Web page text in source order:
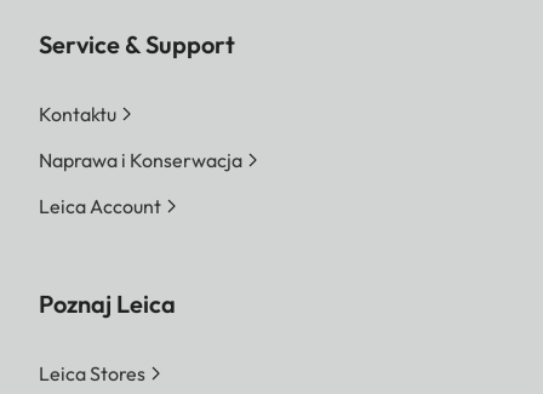
Service & Support
Kontaktu
Naprawa i Konserwacja
Leica Account
Poznaj Leica
Leica Stores